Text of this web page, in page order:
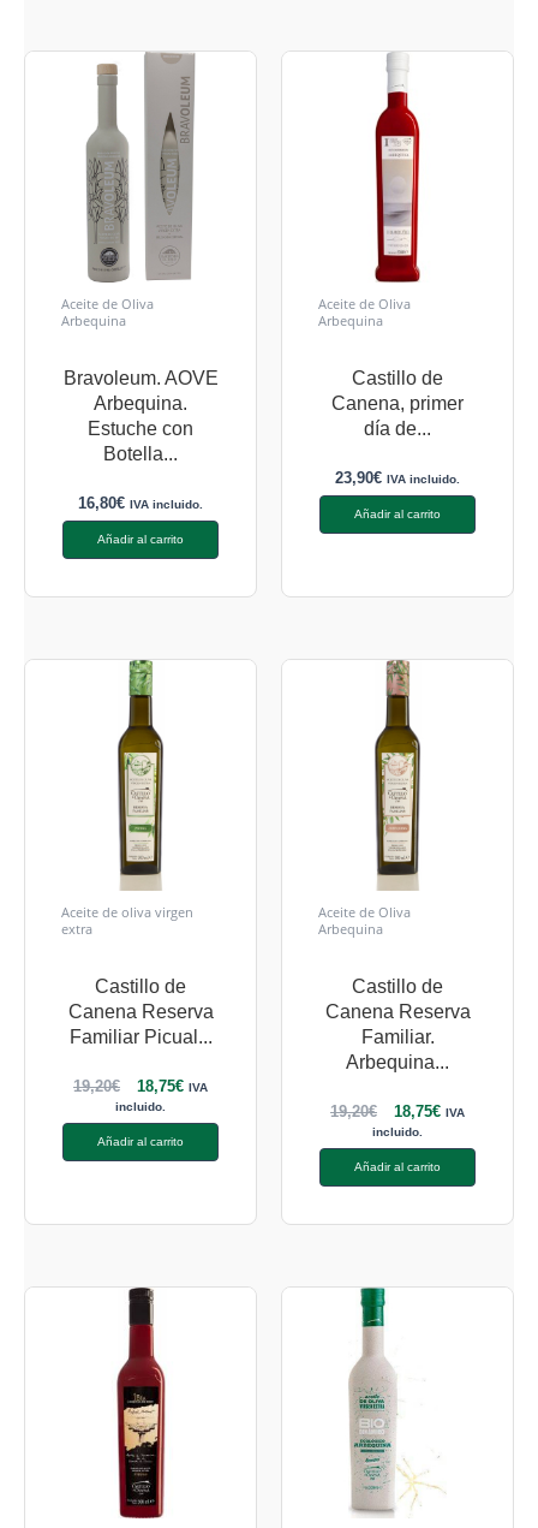
Aceite de Oliva
Arbequina
Bravoleum. AOVE
Arbequina.
Estuche con
Botella...
16,80€ IVA incluido.
Añadir al carrito
Aceite de Oliva
Arbequina
Castillo de
Canena, primer
día de...
23,90€ IVA incluido.
Añadir al carrito
Aceite de oliva virgen
extra
Castillo de
Canena Reserva
Familiar Picual...
19,20€ 18,75€ IVA
incluido.
Añadir al carrito
Aceite de Oliva
Arbequina
Castillo de
Canena Reserva
Familiar.
Arbequina...
19,20€ 18,75€ IVA
incluido.
Añadir al carrito